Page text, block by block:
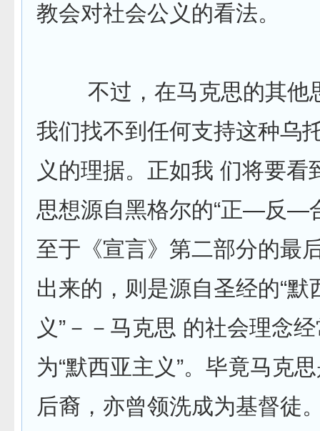
教会对社会公义的看法
不过，在马克思的其他
我们找不到任何支持这种乌
义的理据。正如我 们将要看
思想源自黑格尔的“正—反—
至于《宣言》第二部分的最
出来的，则是源自圣经的“默
义”－－马克思 的社会理念
为“默西亚主义”。毕竟马克
后裔，亦曾领洗成为基督徒